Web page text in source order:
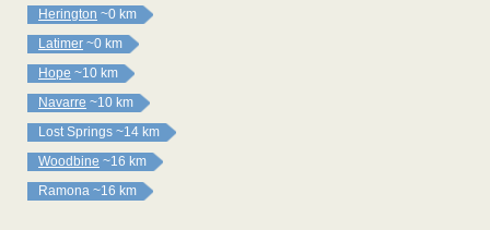
Herington ~0 km
Latimer ~0 km
Hope ~10 km
Navarre ~10 km
Lost Springs ~14 km
Woodbine ~16 km
Ramona ~16 km